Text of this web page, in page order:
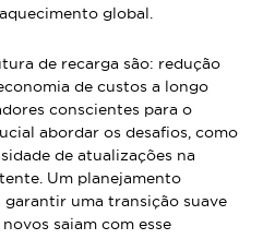
global.
de recarga são: redução
de custos a longo
conscientes para o
abordar os desafios, como
de atualizações na
Um planejamento
garantir uma transição suave
saiam com esse